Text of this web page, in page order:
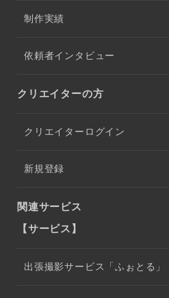
制作実績
依頼者インタビュー
クリエイターの方
クリエイターログイン
新規登録
関連サービス
【サービス】
出張撮影サービス「ふぉとる」